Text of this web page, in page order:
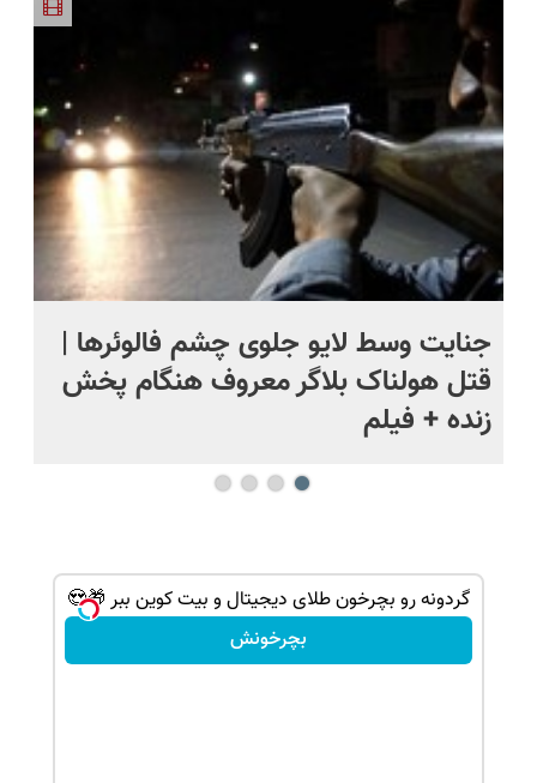
پرداخت
درب منزل
دریافت راه
جنایت وسط لایو جلوی چشم فالوئرها |
قتل هولناک بلاگر معروف هنگام پخش
زنده + فیلم
گردونه رو بچرخون طلای دیجیتال و بیت کوین ببر 🎁😍
بچرخونش